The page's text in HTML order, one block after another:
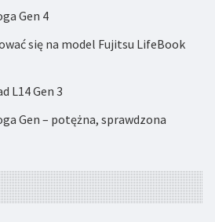
Gen 4
się na model Fujitsu LifeBook
L14 Gen 3
Gen – potężna, sprawdzona